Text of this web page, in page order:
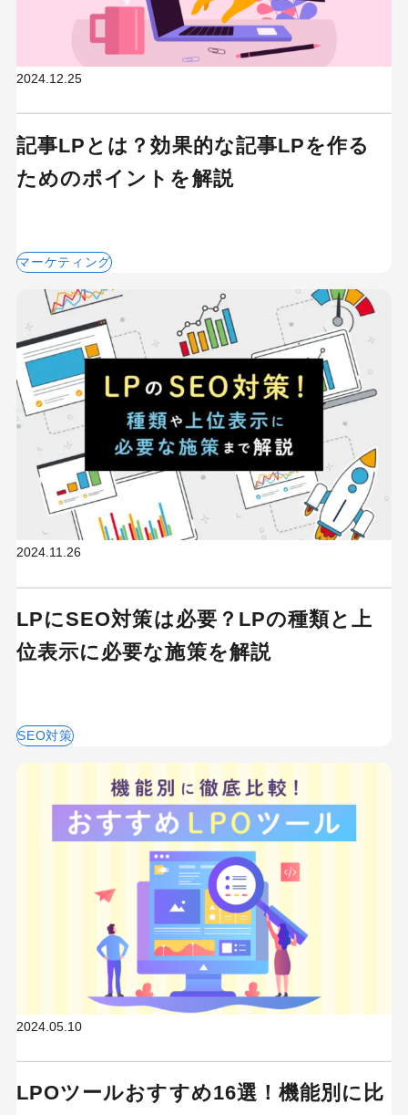
キーワードから記事を検索
カテゴリーから記事を検索
検索する
人気のキーワード
Googleアナリティクス
Google広告
2024.12.25
記事LPとは？効果的な記事LPを作る
ためのポイントを解説
マーケティング
2024.11.26
LPにSEO対策は必要？LPの種類と上
位表示に必要な施策を解説
SEO対策
2024.05.10
LPOツールおすすめ16選！機能別に比